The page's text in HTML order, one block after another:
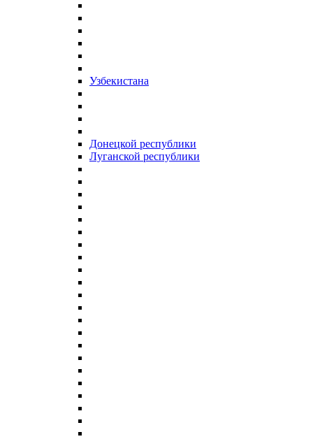
Узбекистана
Донецкой республики
Луганской республики